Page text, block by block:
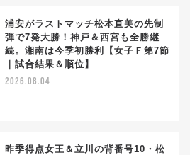
浦安がラストマッチ松本直美の先制
弾で7発大勝！神戸＆西宮も全勝継
続。湘南は今季初勝利【女子Ｆ第7節
｜試合結果＆順位】
2026.08.04
昨季得点女王＆立川の背番号10・松